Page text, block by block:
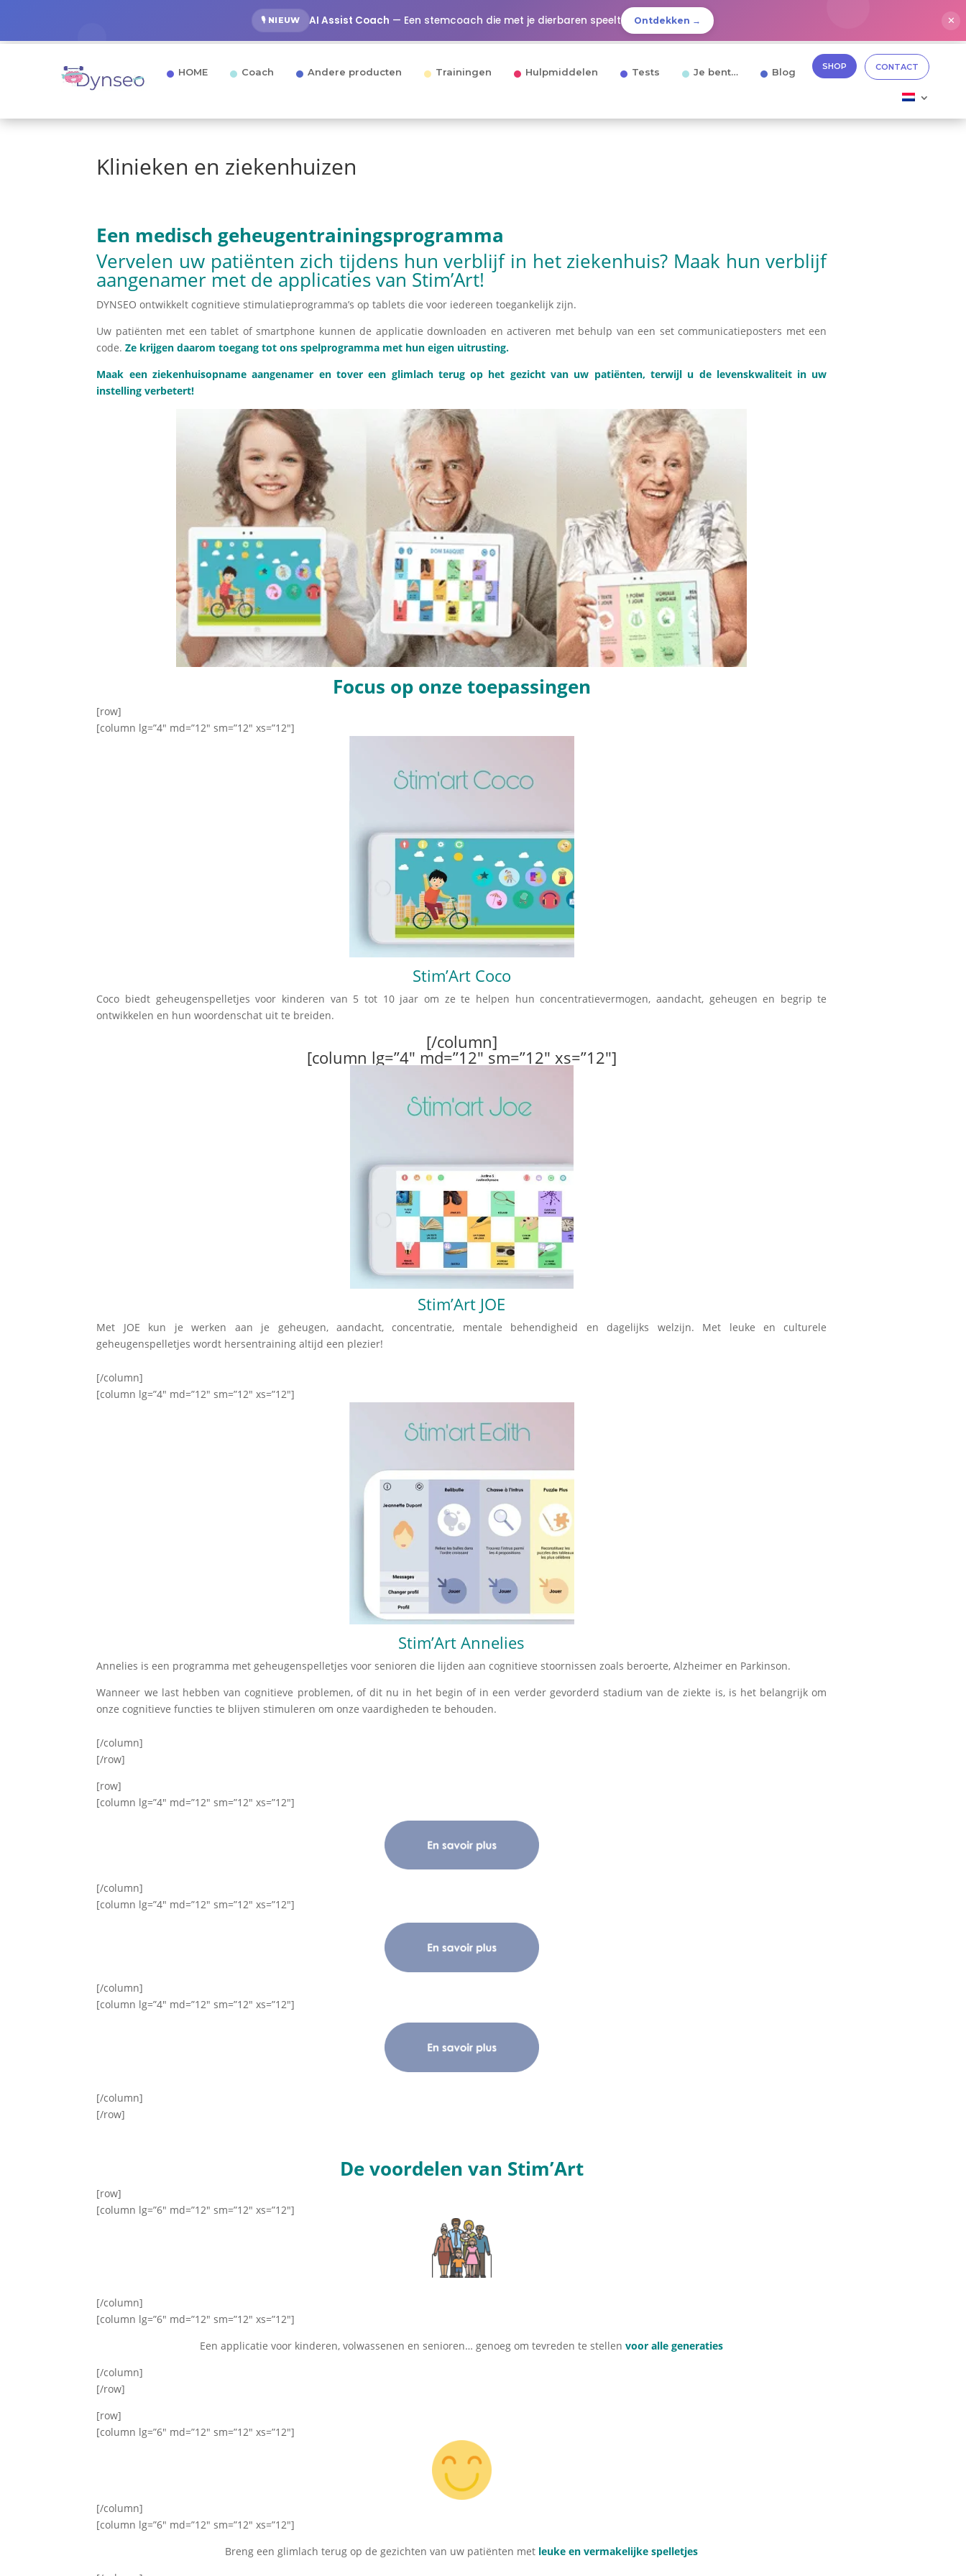
🎙️ NIEUW AI Assist Coach — Een stemcoach die met je dierbaren speelt Ontdekken → ✕
HOME Coach Andere producten Trainingen Hulpmiddelen Tests Je bent… Blog SHOP CONTACT
Klinieken en ziekenhuizen
Een medisch geheugentrainingsprogramma
Vervelen uw patiënten zich tijdens hun verblijf in het ziekenhuis? Maak hun verblijf
aangenamer met de applicaties van Stim’Art!
DYNSEO ontwikkelt cognitieve stimulatieprogramma’s op tablets die voor iedereen toegankelijk zijn.
Uw patiënten met een tablet of smartphone kunnen de applicatie downloaden en activeren met behulp van een set communicatieposters met een
code.Ze krijgen daarom toegang tot ons spelprogramma met hun eigen uitrusting.
Maak een ziekenhuisopname aangenamer en tover een glimlach terug op het gezicht van uw patiënten, terwijl u de levenskwaliteit in uw
instelling verbetert!
Focus op onze toepassingen
[row]
[column lg=”4″ md=”12″ sm=”12″ xs=”12″]
Stim’Art Coco
Coco biedt geheugenspelletjes voor kinderen van 5 tot 10 jaar om ze te helpen hun concentratievermogen, aandacht, geheugen en begrip te
ontwikkelen en hun woordenschat uit te breiden.
[/column]
[column lg=”4″ md=”12″ sm=”12″ xs=”12″]
Stim’Art JOE
Met JOE kun je werken aan je geheugen, aandacht, concentratie, mentale behendigheid en dagelijks welzijn. Met leuke en culturele
geheugenspelletjes wordt hersentraining altijd een plezier!
[/column]
[column lg=”4″ md=”12″ sm=”12″ xs=”12″]
Stim’Art Annelies
Annelies is een programma met geheugenspelletjes voor senioren die lijden aan cognitieve stoornissen zoals beroerte, Alzheimer en Parkinson.
Wanneer we last hebben van cognitieve problemen, of dit nu in het begin of in een verder gevorderd stadium van de ziekte is, is het belangrijk om
onze cognitieve functies te blijven stimuleren om onze vaardigheden te behouden.
[/column]
[/row]
[row]
[column lg=”4″ md=”12″ sm=”12″ xs=”12″]
[/column]
[column lg=”4″ md=”12″ sm=”12″ xs=”12″]
[/column]
[column lg=”4″ md=”12″ sm=”12″ xs=”12″]
[/column]
[/row]
De voordelen van Stim’Art
[row]
[column lg=”6″ md=”12″ sm=”12″ xs=”12″]
[/column]
[column lg=”6″ md=”12″ sm=”12″ xs=”12″]
Een applicatie voor kinderen, volwassenen en senioren… genoeg om tevreden te stellenvoor alle generaties
[/column]
[/row]
[row]
[column lg=”6″ md=”12″ sm=”12″ xs=”12″]
[/column]
[column lg=”6″ md=”12″ sm=”12″ xs=”12″]
Breng een glimlach terug op de gezichten van uw patiënten met leuke en vermakelijke spelletjes